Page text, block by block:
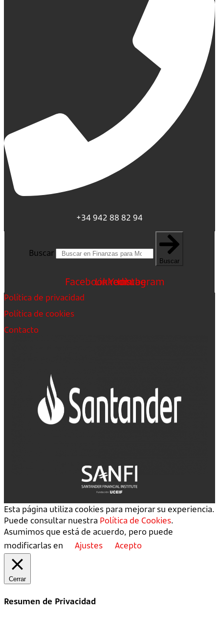
+34 942 88 82 94
Buscar
Buscar
FacebookLinkedin
Youtube
Instagram
Política de privacidad
Política de cookies
Contacto
Esta página utiliza cookies para mejorar su experiencia.
Puede consultar nuestra Política de Cookies.
Asumimos que está de acuerdo, pero puede
modificarlas en
Ajustes Acepto
Cerrar
Resumen de Privacidad